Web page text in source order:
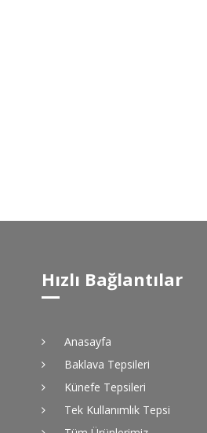
Hızlı Bağlantılar
Anasayfa
Baklava Tepsileri
Künefe Tepsileri
Tek Kullanımlık Tepsi